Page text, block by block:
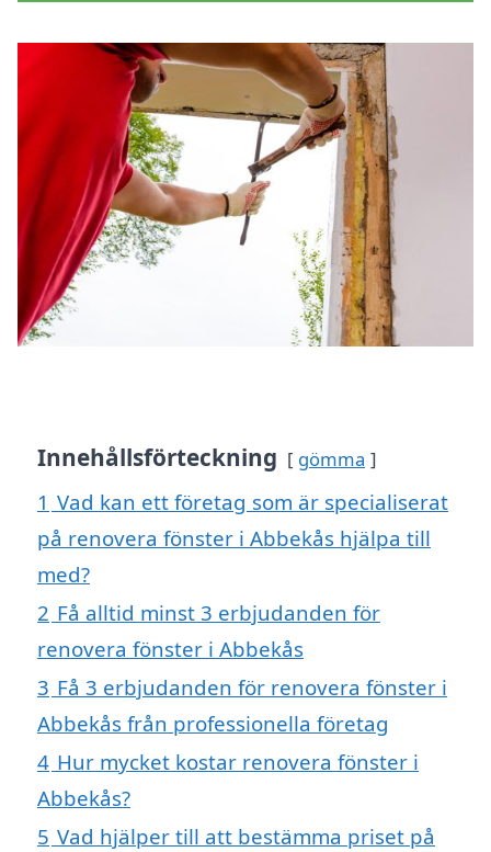
Innehållsförteckning gömma
1 Vad kan ett företag som är specialiserat
på renovera fönster i Abbekås hjälpa till
med?
2 Få alltid minst 3 erbjudanden för
renovera fönster i Abbekås
3 Få 3 erbjudanden för renovera fönster i
Abbekås från professionella företag
4 Hur mycket kostar renovera fönster i
Abbekås?
5 Vad hjälper till att bestämma priset på